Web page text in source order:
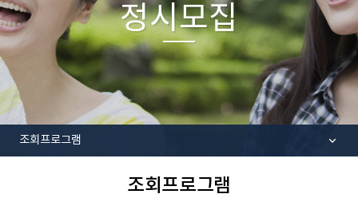
정시모집
조회프로그램
조회프로그램